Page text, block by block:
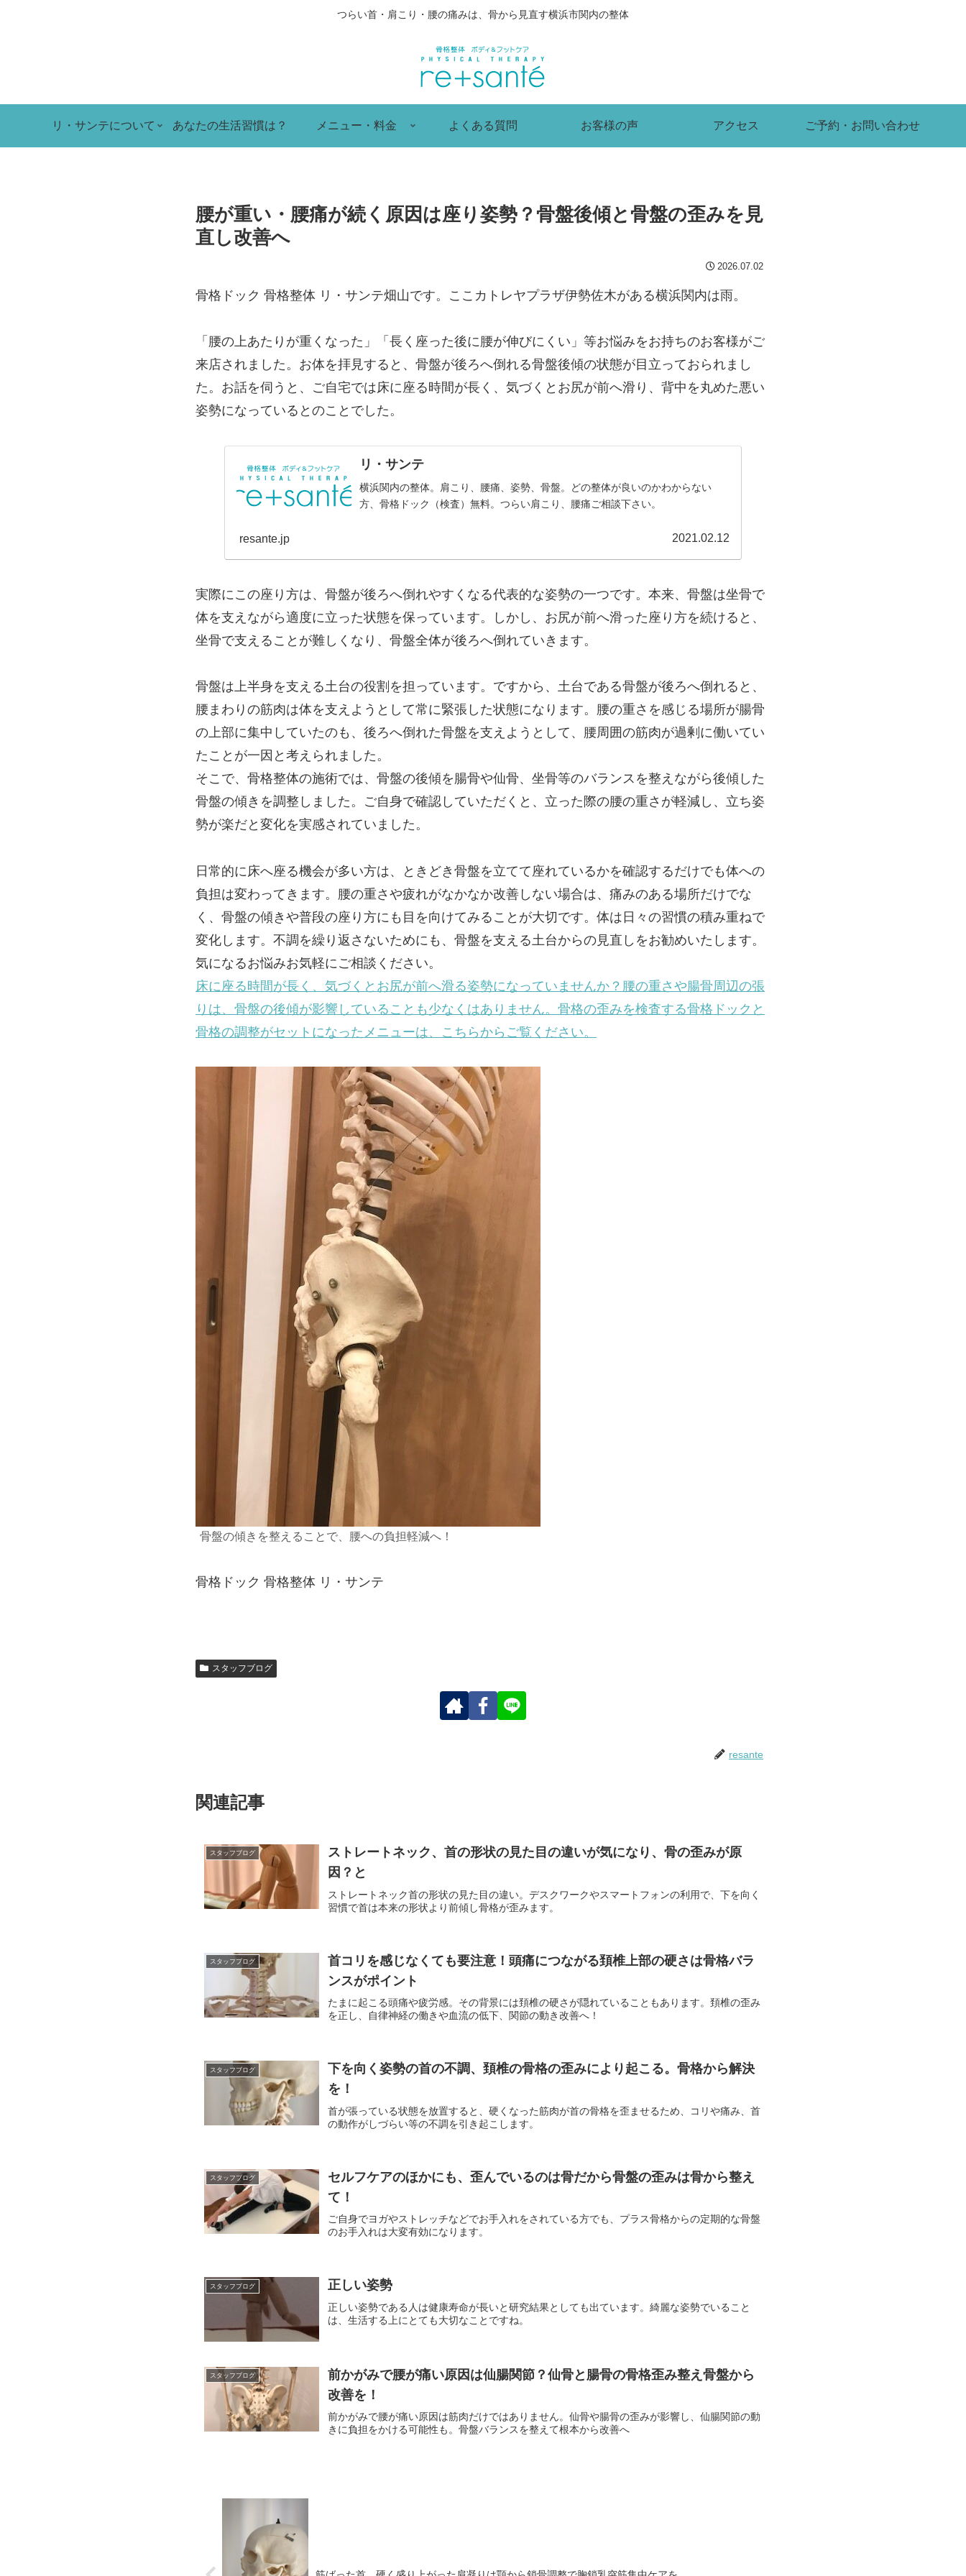
つらい首・肩こり・腰の痛みは、骨から見直す横浜市関内の整体
リ・サンテについて あなたの生活習慣は？ メニュー・料金 よくある質問 お客様の声 アクセス ご予約・お問い合わせ
腰が重い・腰痛が続く原因は座り姿勢？骨盤後傾と骨盤の歪みを見
直し改善へ
2026.07.02
骨格ドック 骨格整体 リ・サンテ畑山です。ここカトレヤプラザ伊勢佐木がある横浜関内は雨。
「腰の上あたりが重くなった」「長く座った後に腰が伸びにくい」等お悩みをお持ちのお客様がご
来店されました。お体を拝見すると、骨盤が後ろへ倒れる骨盤後傾の状態が目立っておられまし
た。お話を伺うと、ご自宅では床に座る時間が長く、気づくとお尻が前へ滑り、背中を丸めた悪い
姿勢になっているとのことでした。
リ・サンテ
横浜関内の整体。肩こり、腰痛、姿勢、骨盤。どの整体が良いのかわからない
方、骨格ドック（検査）無料。つらい肩こり、腰痛ご相談下さい。
resante.jp 2021.02.12
実際にこの座り方は、骨盤が後ろへ倒れやすくなる代表的な姿勢の一つです。本来、骨盤は坐骨で
体を支えながら適度に立った状態を保っています。しかし、お尻が前へ滑った座り方を続けると、
坐骨で支えることが難しくなり、骨盤全体が後ろへ倒れていきます。
骨盤は上半身を支える土台の役割を担っています。ですから、土台である骨盤が後ろへ倒れると、
腰まわりの筋肉は体を支えようとして常に緊張した状態になります。腰の重さを感じる場所が腸骨
の上部に集中していたのも、後ろへ倒れた骨盤を支えようとして、腰周囲の筋肉が過剰に働いてい
たことが一因と考えられました。
そこで、骨格整体の施術では、骨盤の後傾を腸骨や仙骨、坐骨等のバランスを整えながら後傾した
骨盤の傾きを調整しました。ご自身で確認していただくと、立った際の腰の重さが軽減し、立ち姿
勢が楽だと変化を実感されていました。
日常的に床へ座る機会が多い方は、ときどき骨盤を立てて座れているかを確認するだけでも体への
負担は変わってきます。腰の重さや疲れがなかなか改善しない場合は、痛みのある場所だけでな
く、骨盤の傾きや普段の座り方にも目を向けてみることが大切です。体は日々の習慣の積み重ねで
変化します。不調を繰り返さないためにも、骨盤を支える土台からの見直しをお勧めいたします。
気になるお悩みお気軽にご相談ください。
床に座る時間が長く、気づくとお尻が前へ滑る姿勢になっていませんか？腰の重さや腸骨周辺の張
りは、骨盤の後傾が影響していることも少なくはありません。骨格の歪みを検査する骨格ドックと
骨格の調整がセットになったメニューは、こちらからご覧ください。
骨盤の傾きを整えることで、腰への負担軽減へ！
骨格ドック 骨格整体 リ・サンテ
スタッフブログ
resante
関連記事
スタッフブログ
ストレートネック、首の形状の見た目の違いが気になり、骨の歪みが原
因？と
ストレートネック首の形状の見た目の違い。デスクワークやスマートフォンの利用で、下を向く
習慣で首は本来の形状より前傾し骨格が歪みます。
スタッフブログ
首コリを感じなくても要注意！頭痛につながる頚椎上部の硬さは骨格バラ
ンスがポイント
たまに起こる頭痛や疲労感。その背景には頚椎の硬さが隠れていることもあります。頚椎の歪み
を正し、自律神経の働きや血流の低下、関節の動き改善へ！
スタッフブログ
下を向く姿勢の首の不調、頚椎の骨格の歪みにより起こる。骨格から解決
を！
首が張っている状態を放置すると、硬くなった筋肉が首の骨格を歪ませるため、コリや痛み、首
の動作がしづらい等の不調を引き起こします。
スタッフブログ
セルフケアのほかにも、歪んでいるのは骨だから骨盤の歪みは骨から整え
て！
ご自身でヨガやストレッチなどでお手入れをされている方でも、プラス骨格からの定期的な骨盤
のお手入れは大変有効になります。
スタッフブログ 正しい姿勢
正しい姿勢である人は健康寿命が長いと研究結果としても出ています。綺麗な姿勢でいること
は、生活する上にとても大切なことですね。
スタッフブログ
前かがみで腰が痛い原因は仙腸関節？仙骨と腸骨の骨格歪み整え骨盤から
改善を！
前かがみで腰が痛い原因は筋肉だけではありません。仙骨や腸骨の歪みが影響し、仙腸関節の動
きに負担をかける可能性も。骨盤バランスを整えて根本から改善へ